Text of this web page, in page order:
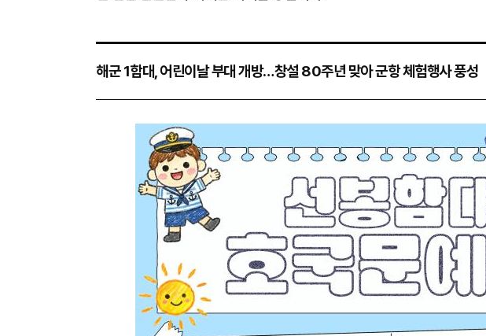
해군 1함대, 어린이날 부대 개방…창설 80주년 맞아 군항 체험행사 풍성